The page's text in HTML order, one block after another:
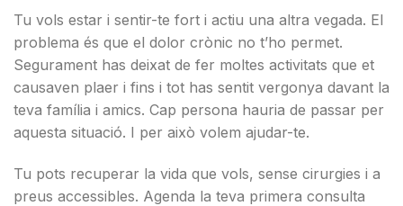
Tu vols estar i sentir-te fort i actiu una altra vegada. El
problema és que el dolor crònic no t’ho permet.
Segurament has deixat de fer moltes activitats que et
causaven plaer i fins i tot has sentit vergonya davant la
teva família i amics. Cap persona hauria de passar per
aquesta situació. I per això volem ajudar-te.
Tu pots recuperar la vida que vols, sense cirurgies i a
preus accessibles. Agenda la teva primera consulta